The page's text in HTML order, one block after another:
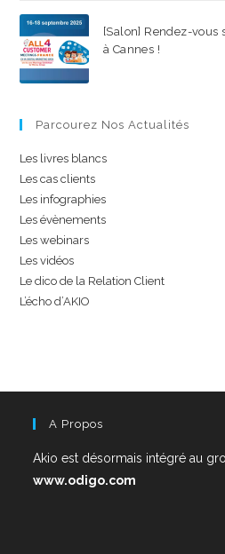
[Salon] Rendez-
à Cannes !
Parcourez Nos Actualités
Les livres blancs
Les cas clients
Les infographies
Les évènements
Les webinars
Les vidéos
Le dico de la Relation Client
L’écho d’AKIO
A Propos
Akio est désormais intégré au
www.odigo.com